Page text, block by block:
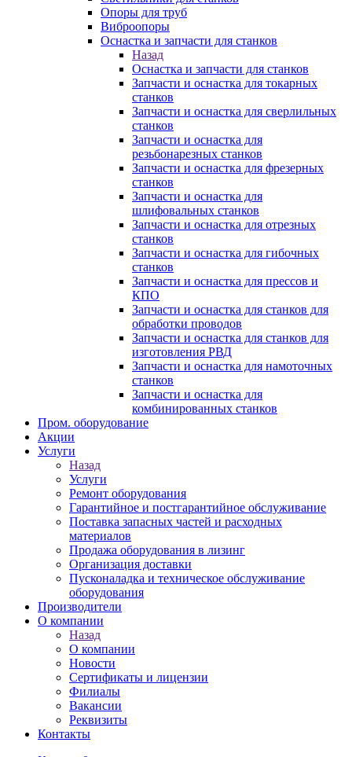
Опоры для труб
Виброопоры
Оснастка и запчасти для станков
Назад
Оснастка и запчасти для станков
Запчасти и оснастка для токарных
станков
Запчасти и оснастка для сверлильных
станков
Запчасти и оснастка для
резьбонарезных станков
Запчасти и оснастка для фрезерных
станков
Запчасти и оснастка для
шлифовальных станков
Запчасти и оснастка для отрезных
станков
Запчасти и оснастка для гибочных
станков
Запчасти и оснастка для прессов и
КПО
Запчасти и оснастка для станков для
обработки проводов
Запчасти и оснастка для станков для
изготовления РВД
Запчасти и оснастка для намоточных
станков
Запчасти и оснастка для
комбинированных станков
Пром. оборудование
Акции
Услуги
Назад
Услуги
Ремонт оборудования
Гарантийное и постгарантийное обслуживание
Поставка запасных частей и расходных
материалов
Продажа оборудования в лизинг
Организация доставки
Пусконаладка и техническое обслуживание
оборудования
Производители
О компании
Назад
О компании
Новости
Сертификаты и лицензии
Филиалы
Вакансии
Реквизиты
Контакты